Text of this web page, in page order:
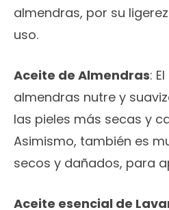
almendras, por su
uso.
Aceite de Almendras:
almendras nutre y
las pieles más secas y
Asimismo, también es
secos y dañados, para
Aceite esencial de